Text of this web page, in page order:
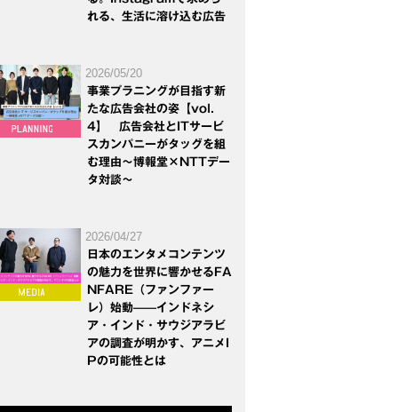
れる、生活に溶け込む広告
2026/05/20
事業プラニングが目指す新
たな広告会社の姿【vol.
4】 広告会社とITサービ
スカンパニーがタッグを組
む理由～博報堂×NTTデー
タ対談～
2026/04/27
日本のエンタメコンテンツ
の魅力を世界に響かせるFA
NFARE（ファンファー
レ）始動——インドネシ
ア・インド・サウジアラビ
アの調査が明かす、アニメI
Pの可能性とは